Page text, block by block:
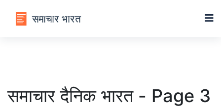
समाचार दैनिक भारत - Page 3